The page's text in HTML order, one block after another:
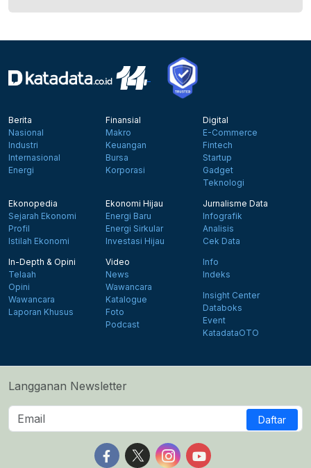
Berita
Nasional
Industri
Internasional
Energi
Finansial
Makro
Keuangan
Bursa
Korporasi
Digital
E-Commerce
Fintech
Startup
Gadget
Teknologi
Ekonopedia
Sejarah Ekonomi
Profil
Istilah Ekonomi
Ekonomi Hijau
Energi Baru
Energi Sirkular
Investasi Hijau
Jurnalisme Data
Infografik
Analisis
Cek Data
In-Depth & Opini
Telaah
Opini
Wawancara
Laporan Khusus
Video
News
Wawancara
Katalogue
Foto
Podcast
Info
Indeks
Insight Center
Databoks
Event
KatadataOTO
Langganan Newsletter
Daftar
Follow us on Facebook
Follow us on X
Follow us on Instagram
Follow us on